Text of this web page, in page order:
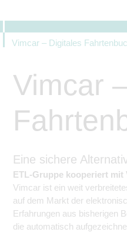
Vimcar – Digitales
Vimcar
Eine sichere
ETL-Gruppe kooperiert mit
Vimcar ist ein weit
auf dem Markt der
Erfahrungen aus bisherigen
die automatisch
können.